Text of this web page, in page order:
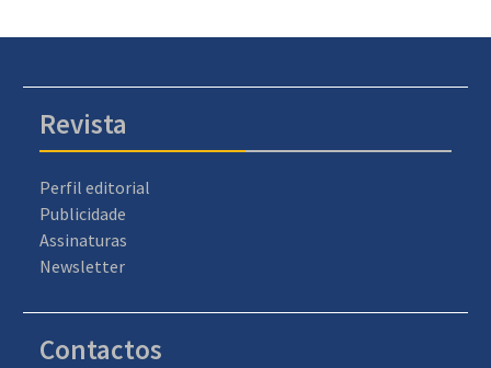
Revista
Perfil editorial
Publicidade
Assinaturas
Newsletter
Contactos